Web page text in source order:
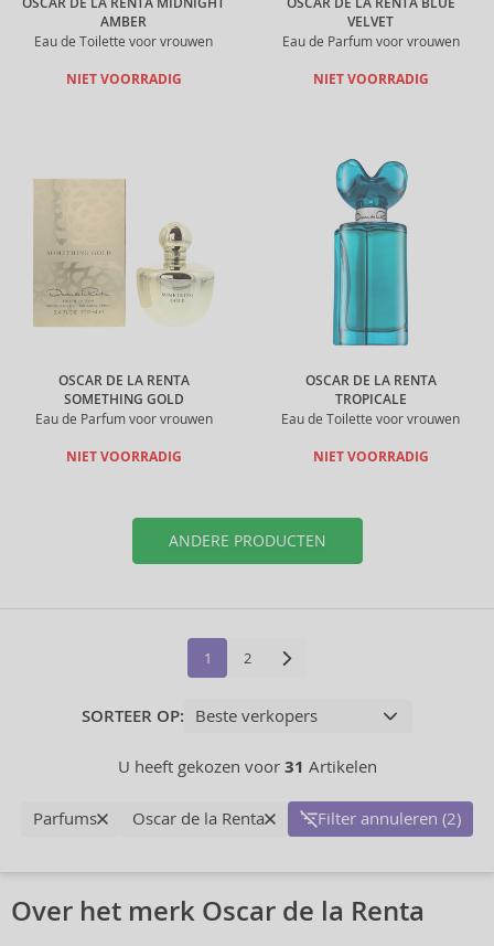
AMBER
Eau de Toilette voor vrouwen
NIET VOORRADIG
VELVET
Eau de Parfum voor vrouwen
NIET VOORRADIG
OSCAR DE LA RENTA
SOMETHING GOLD
Eau de Parfum voor vrouwen
NIET VOORRADIG
OSCAR DE LA RENTA
TROPICALE
Eau de Toilette voor vrouwen
NIET VOORRADIG
ANDERE PRODUCTEN
1 2
SORTEER OP:
U heeft gekozen voor 31 Artikelen
Parfums Oscar de la Renta Filter annuleren (2)
Over het merk Oscar de la Renta